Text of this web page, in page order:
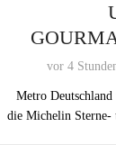
vor 4
Metro
die Michelin Sterne-